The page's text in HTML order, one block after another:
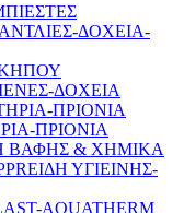
ΑΝΤΛΙΕΣ-ΔΟΧΕΙΑ-
ΔΟΧΕΙΑ
ΠΡΙΟΝΙΑ
ΒΑΦΗΣ & ΧΗΜΙΚΑ
ΕΙΔΗ ΥΓΙΕΙΝΗΣ-